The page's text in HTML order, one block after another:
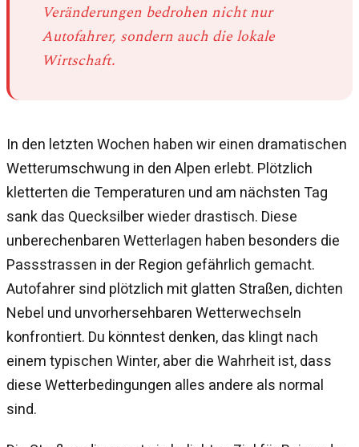
Veränderungen bedrohen nicht nur
Autofahrer, sondern auch die lokale
Wirtschaft.
In den letzten Wochen haben wir einen dramatischen
Wetterumschwung in den Alpen erlebt. Plötzlich
kletterten die Temperaturen und am nächsten Tag
sank das Quecksilber wieder drastisch. Diese
unberechenbaren Wetterlagen haben besonders die
Passstrassen in der Region gefährlich gemacht.
Autofahrer sind plötzlich mit glatten Straßen, dichten
Nebel und unvorhersehbaren Wetterwechseln
konfrontiert. Du könntest denken, das klingt nach
einem typischen Winter, aber die Wahrheit ist, dass
diese Wetterbedingungen alles andere als normal
sind.